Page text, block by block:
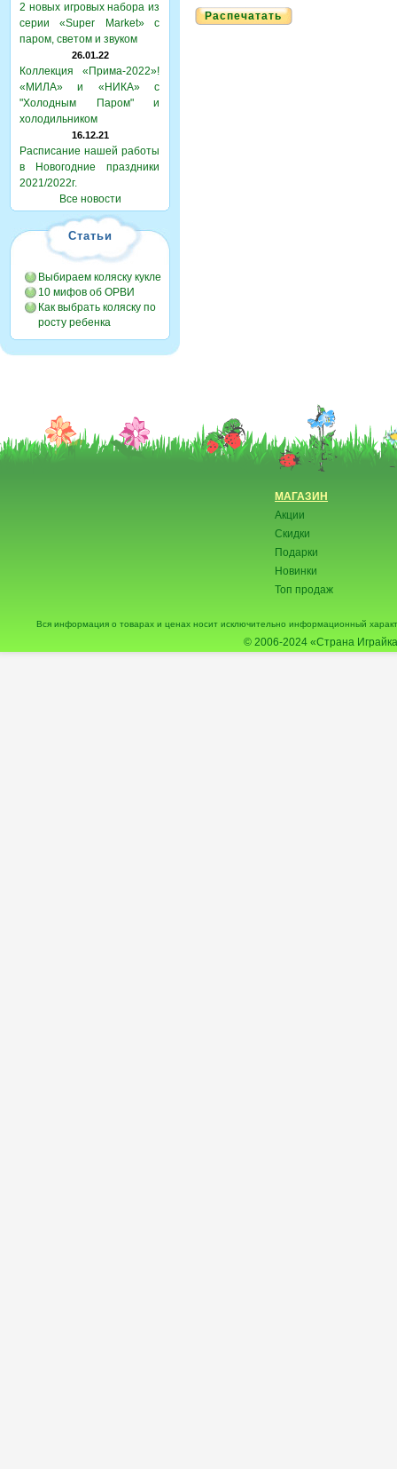
2 новых игровых набора из
серии «Super Market» с
паром, светом и звуком
26.01.22
Коллекция «Прима-2022»!
«МИЛА» и «НИКА» с
"Холодным Паром" и
холодильником
16.12.21
Расписание нашей работы
в Новогодние праздники
2021/2022г.
Все новости
Статьи
Выбираем коляску кукле
10 мифов об ОРВИ
Как выбрать коляску по
росту ребенка
Распечатать
МАГАЗИН
Акции
Скидки
Подарки
Новинки
Топ продаж
Вся информация о товарах и ценах носит исключительно информационный
© 2006-2024 «Страна